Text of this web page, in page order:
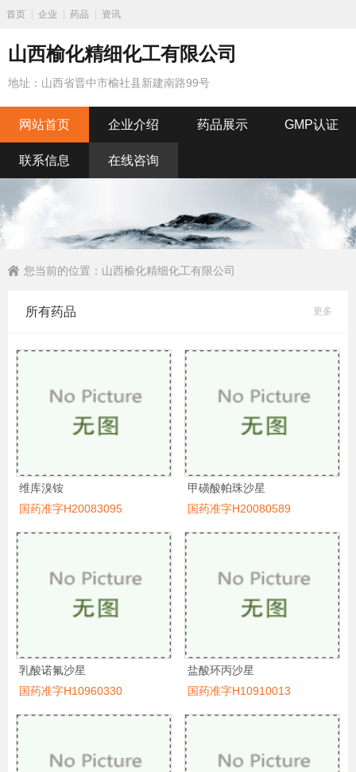
首页 企业 药品 资讯
山西榆化精细化工有限公司
地址：山西省晋中市榆社县新建南路99号
网站首页 企业介绍 药品展示 GMP认证
联系信息 在线咨询
您当前的位置： 山西榆化精细化工有限公司
所有药品 更多
维库溴铵
国药准字H20083095
甲磺酸帕珠沙星
国药准字H20080589
乳酸诺氟沙星
国药准字H10960330
盐酸环丙沙星
国药准字H10910013